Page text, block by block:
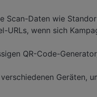
Scan-Daten wie
URLs, wenn sich
QR-Code-
Geräten,